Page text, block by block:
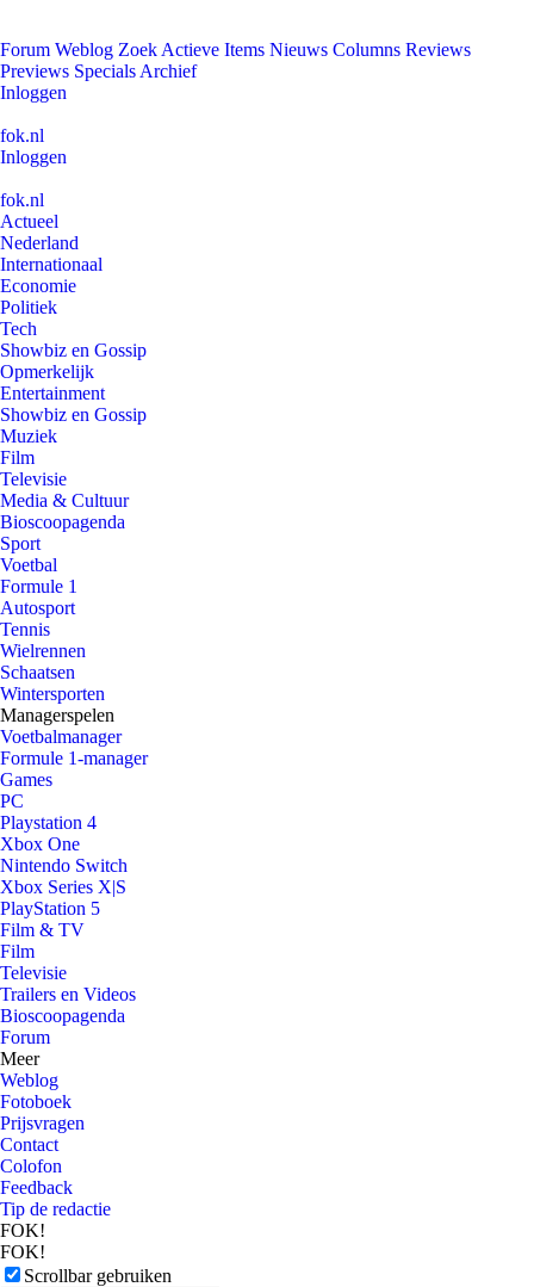
Forum Weblog Zoek Actieve Items Nieuws Columns Reviews
Previews Specials Archief
Inloggen
fok.nl
Inloggen
fok.nl
Actueel
Nederland
Internationaal
Economie
Politiek
Tech
Showbiz en Gossip
Opmerkelijk
Entertainment
Showbiz en Gossip
Muziek
Film
Televisie
Media & Cultuur
Bioscoopagenda
Sport
Voetbal
Formule 1
Autosport
Tennis
Wielrennen
Schaatsen
Wintersporten
Managerspelen
Voetbalmanager
Formule 1-manager
Games
PC
Playstation 4
Xbox One
Nintendo Switch
Xbox Series X|S
PlayStation 5
Film & TV
Film
Televisie
Trailers en Videos
Bioscoopagenda
Forum
Meer
Weblog
Fotoboek
Prijsvragen
Contact
Colofon
Feedback
Tip de redactie
FOK!
FOK!
Scrollbar gebruiken